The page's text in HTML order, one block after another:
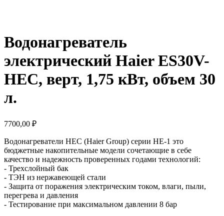
Водонагреватель
электрический Haier ES30V-
НЕС, верт, 1,75 кВт, объем 30
л.
7700,00 ₽
Водонагреватели HEC (Haier Group) cерии HE-1 это
бюджетные накопительные модели сочетающие в себе
качество и надежность проверенных годами технологий:
- Трехслойный бак
- ТЭН из нержавеющей стали
- Защита от поражения электрическим током, влаги, пыли,
перегрева и давления
- Тестирование при максимальном давлении 8 бар